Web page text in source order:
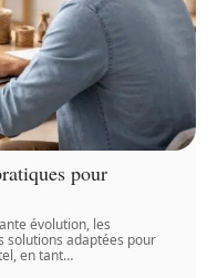
pour
évolution, les
solutions adaptées pour
en tant…